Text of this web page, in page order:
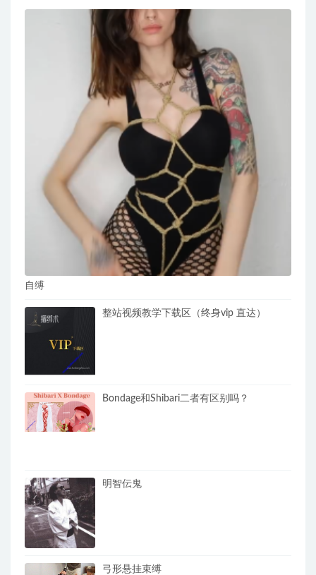
自缚
整站视频教学下载区（终身vip 直达）
Bondage和Shibari二者有区别吗？
明智伝鬼
弓形悬挂束缚